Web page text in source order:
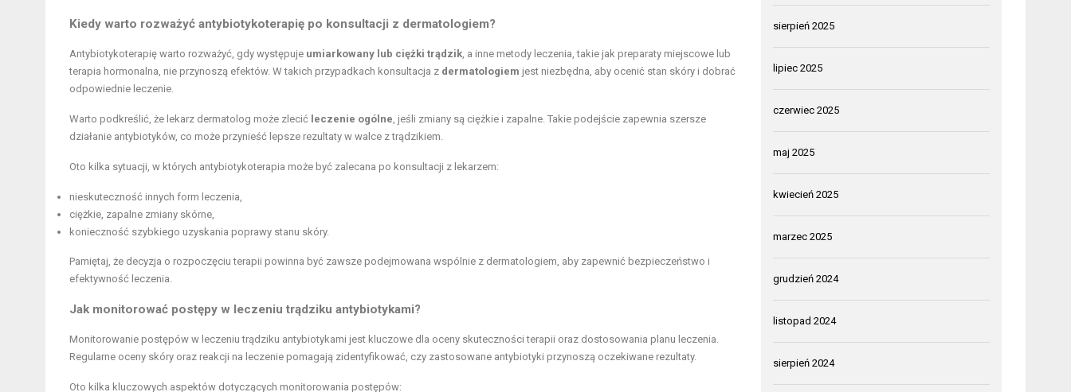
Kiedy warto rozważyć antybiotykoterapię po konsultacji z dermatologiem?
Antybiotykoterapię warto rozważyć, gdy występuje umiarkowany lub ciężki trądzik , a inne metody leczenia, takie jak preparaty miejscowe lub
terapia hormonalna, nie przynoszą efektów. W takich przypadkach konsultacja z dermatologiem jest niezbędna, aby ocenić stan skóry i dobrać
odpowiednie leczenie.
Warto podkreślić, że lekarz dermatolog może zlecić leczenie ogólne , jeśli zmiany są ciężkie i zapalne. Takie podejście zapewnia szersze
działanie antybiotyków, co może przynieść lepsze rezultaty w walce z trądzikiem.
Oto kilka sytuacji, w których antybiotykoterapia może być zalecana po konsultacji z lekarzem:
nieskuteczność innych form leczenia,
ciężkie, zapalne zmiany skórne,
konieczność szybkiego uzyskania poprawy stanu skóry.
Pamiętaj, że decyzja o rozpoczęciu terapii powinna być zawsze podejmowana wspólnie z dermatologiem, aby zapewnić bezpieczeństwo i
efektywność leczenia.
Jak monitorować postępy w leczeniu trądziku antybiotykami?
Monitorowanie postępów w leczeniu trądziku antybiotykami jest kluczowe dla oceny skuteczności terapii oraz dostosowania planu leczenia.
Regularne oceny skóry oraz reakcji na leczenie pomagają zidentyfikować, czy zastosowane antybiotyki przynoszą oczekiwane rezultaty.
Oto kilka kluczowych aspektów dotyczących monitorowania postępów:
sierpień 2025
lipiec 2025
czerwiec 2025
maj 2025
kwiecień 2025
marzec 2025
grudzień 2024
listopad 2024
sierpień 2024